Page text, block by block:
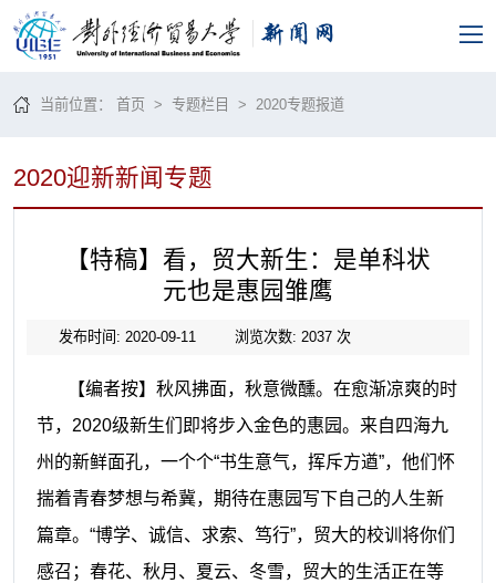
当前位置：首页 >专题栏目 > 2020专题报道
2020迎新新闻专题
【特稿】看，贸大新生：是单科状
元也是惠园雏鹰
发布时间: 2020-09-11 浏览次数: 2037次
【编者按】秋风拂面，秋意微醺。在愈渐凉爽的时
节， 2020级新生们即将步入金色的惠园。来自四海九
州的新鲜面孔，一个个“书生意气，挥斥方遒”，他们怀
揣着青春梦想与希冀，期待在惠园写下自己的人生新
篇章。“博学、诚信、求索、笃行”，贸大的校训将你们
感召；春花、秋月、夏云、冬雪，贸大的生活正在等